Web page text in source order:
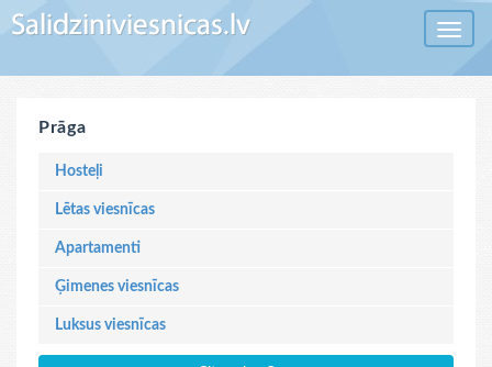
Toggle
Prāga
Hosteļi
Lētas viesnīcas
Apartamenti
Ģimenes viesnīcas
Luksus viesnīcas